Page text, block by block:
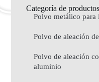
Categoría de productos
Polvo metálico para
Polvo de aleación
Polvo de aleación
aluminio